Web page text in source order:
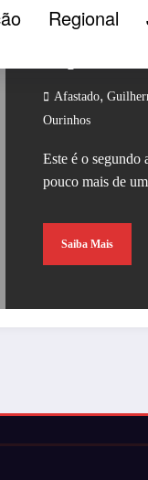
Regional
Ourinhos
Afastado,
Ourinhos
Este é o segundo
pouco mais de
Saiba Mais